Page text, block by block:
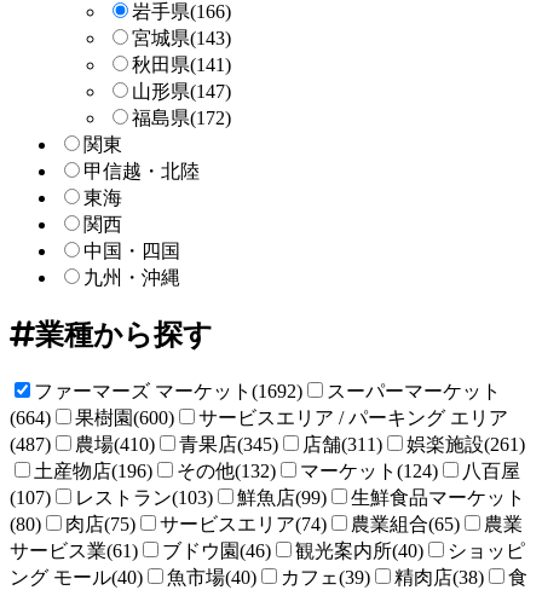
岩手県(166)
宮城県(143)
秋田県(141)
山形県(147)
福島県(172)
関東
甲信越・北陸
東海
関西
中国・四国
九州・沖縄
業種から探す
ファーマーズ マーケット(1692)
スーパーマーケット
(664)
果樹園(600)
サービスエリア / パーキング エリア
(487)
農場(410) 青果店(345) 店舗(311)
娯楽施設(261)
土産物店(196)
その他(132) マーケット(124)
八百屋
(107)
レストラン(103) 鮮魚店(99)
生鮮食品マーケット
(80)
肉店(75) サービスエリア(74) 農業組合(65)
農業
サービス業(61)
ブドウ園(46) 観光案内所(40)
ショッピ
ング モール(40)
魚市場(40) カフェ(39) 精肉店(38)
食